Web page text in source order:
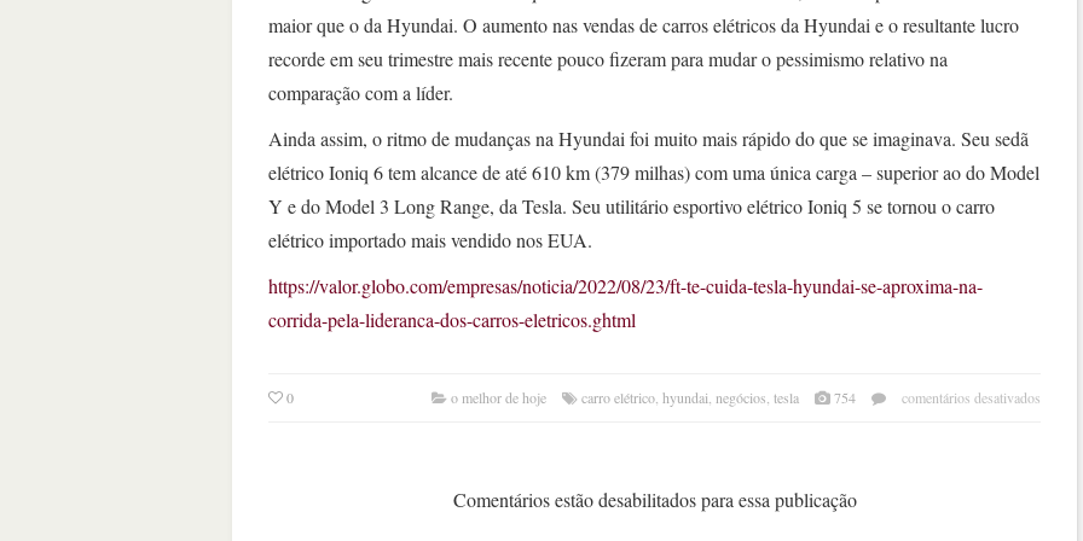
maior que o da Hyundai. O aumento nas vendas de carros elétricos da Hyundai e o resultante lucro
recorde em seu trimestre mais recente pouco fizeram para mudar o pessimismo relativo na
comparação com a líder.
Ainda assim, o ritmo de mudanças na Hyundai foi muito mais rápido do que se imaginava. Seu sedã
elétrico Ioniq 6 tem alcance de até 610 km (379 milhas) com uma única carga – superior ao do Model
Y e do Model 3 Long Range, da Tesla. Seu utilitário esportivo elétrico Ioniq 5 se tornou o carro
elétrico importado mais vendido nos EUA.
https://valor.globo.com/empresas/noticia/2022/08/23/ft-te-cuida-tesla-hyundai-se-aproxima-na-
corrida-pela-lideranca-dos-carros-eletricos.ghtml
0 o melhor de hoje carro elétrico, hyundai, negócios, tesla 754 comentários desativados
Comentários estão desabilitados para essa publicação